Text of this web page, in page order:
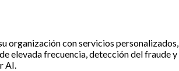
organización con servicios personalizados,
elevada frecuencia, detección del fraude y
AI.